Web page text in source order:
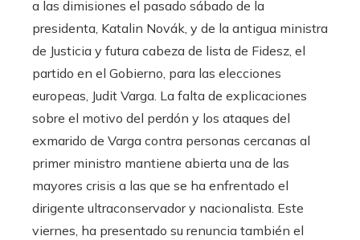
a las dimisiones el pasado sábado de la
presidenta, Katalin Novák, y de la antigua ministra
de Justicia y futura cabeza de lista de Fidesz, el
partido en el Gobierno, para las elecciones
europeas, Judit Varga. La falta de explicaciones
sobre el motivo del perdón y los ataques del
exmarido de Varga contra personas cercanas al
primer ministro mantiene abierta una de las
mayores crisis a las que se ha enfrentado el
dirigente ultraconservador y nacionalista. Este
viernes, ha presentado su renuncia también el